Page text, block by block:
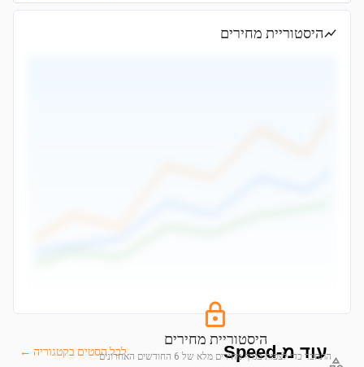
היסטוריית מחירים
היסטוריית מחירים
התחבר כדי לצפות בגרף מחירים מלא של 6 החודשים האחרונים
עוד מ-Speed
לכל הסטים בקטגוריה ←